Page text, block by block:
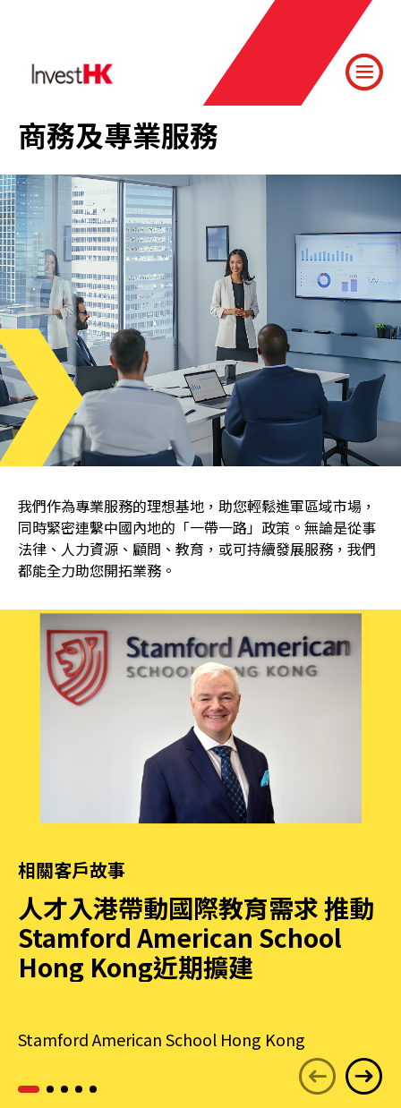
商務及專業服務
我們作為專業服務的理想基地，助您輕鬆進軍區域市場，
同時緊密連繫中國內地的「一帶一路」政策。無論是從事
法律、人力資源、顧問、教育，或可持續發展服務，我們
都能全力助您開拓業務。
相關客戶故事
人才入港帶動國際教育需求 推動
Stamford American School
Hong Kong近期擴建
Stamford American School Hong Kong